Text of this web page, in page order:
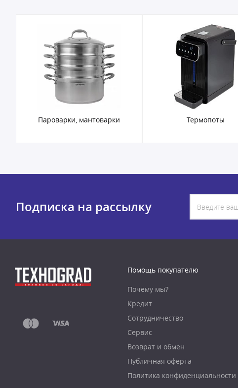
Пароварки, мантоварки Термопоты
Подписка на рассылку
Помощь покупателю
Почему мы?
Кредит
Сотрудничество
Сервис
Возврат и обмен
Публичная оферта
Политика конфиденциальности